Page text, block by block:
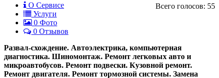
Всего голосов: 55
О Сервисе
Услуги
0 Фото
0 Отзывов
Развал-схождение. Автоэлектрика, компьютерная
диагностика. Шиномонтаж. Ремонт легковых авто и
микроавтобусов. Ремонт подвески. Кузовной ремонт.
Ремонт двигателя. Ремонт тормозной системы. Замена